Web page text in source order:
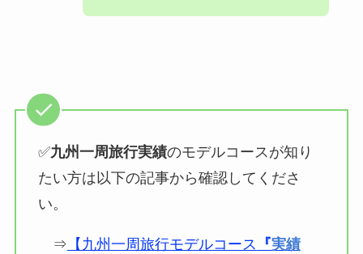
✅九州一周旅行実績のモデルコースが知り
たい方は以下の記事から確認してくださ
い。
⇒ 【九州一周旅行モデルコース 『実績